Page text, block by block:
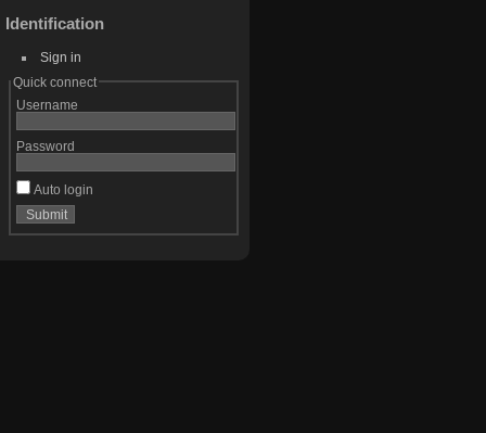
Identification
Sign in
Quick connect
Username
Password
Auto login